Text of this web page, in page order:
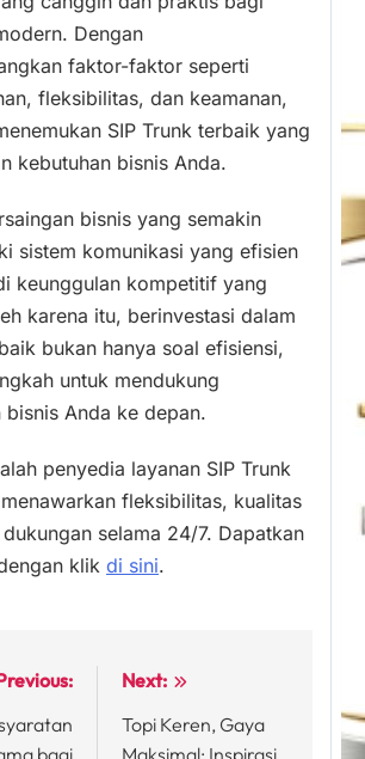
Dengan
faktor-faktor seperti
fleksibilitas, dan keamanan,
SIP Trunk terbaik yang
kebutuhan bisnis Anda.
bisnis yang semakin
sistem komunikasi yang efisien
keunggulan kompetitif yang
karena itu, berinvestasi dalam
bukan hanya soal efisiensi,
untuk mendukung
bisnis Anda ke depan.
penyedia layanan SIP Trunk
fleksibilitas, kualitas
selama 24/7. Dapatkan
klik di sini.
Next:
Topi Keren, Gaya